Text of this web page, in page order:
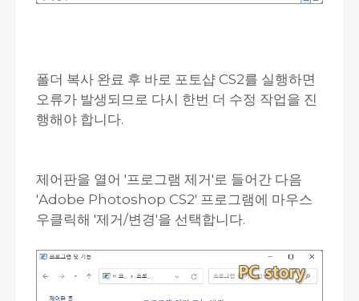
폴더 복사 완료 후 바로 포토샵 CS2를 실행하면
오류가 발생되므로 다시 한번 더 수정 작업을 진
행해야 합니다.
제어판을 열어 '프로그램 제거'로 들어간 다음
'Adobe Photoshop CS2' 프로그램에 마우스
우클릭해 '제거/변경'을 선택합니다.